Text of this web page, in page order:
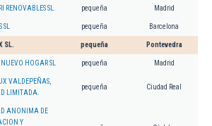
RENOVABLES SL. pequeña Madrid
pequeña Barcelona
SL. pequeña Pontevedra
HOGAR SL pequeña Madrid
VALDEPEÑAS,
LIMITADA.
pequeña Ciudad Real
ANONIMA DE
Y